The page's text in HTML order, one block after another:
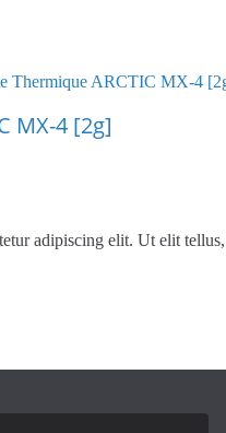
MX-4 [2g]
adipiscing elit. Ut elit